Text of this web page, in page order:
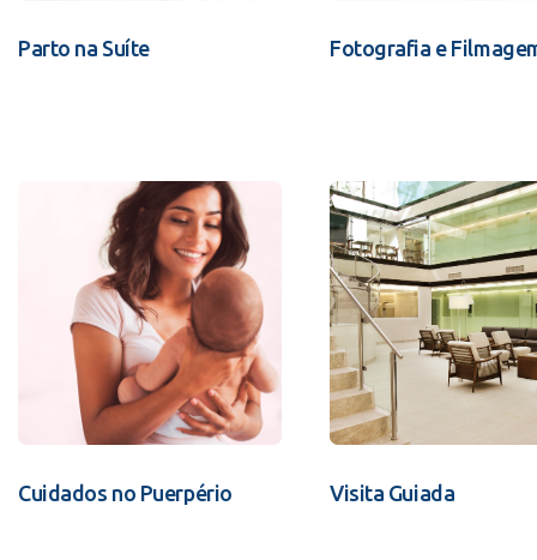
Parto na Suíte Fotografia e
Cuidados no Puerpério Visita Guiada